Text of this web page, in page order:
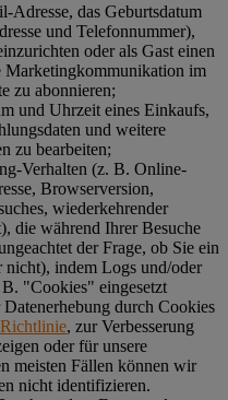
Adresse, das Geburtsdatum
und Telefonnummer),
oder als Gast einen
Marketingkommunikation im
zu abonnieren;
und Uhrzeit eines Einkaufs,
und weitere
zu bearbeiten;
Verhalten (z. B. Online-
Browserversion,
wiederkehrender
die während Ihrer Besuche
der Frage, ob Sie ein
nicht), indem Logs und/oder
"Cookies" eingesetzt
durch Cookies
, zur Verbesserung
oder für unsere
meisten Fällen können wir
nicht identifizieren.